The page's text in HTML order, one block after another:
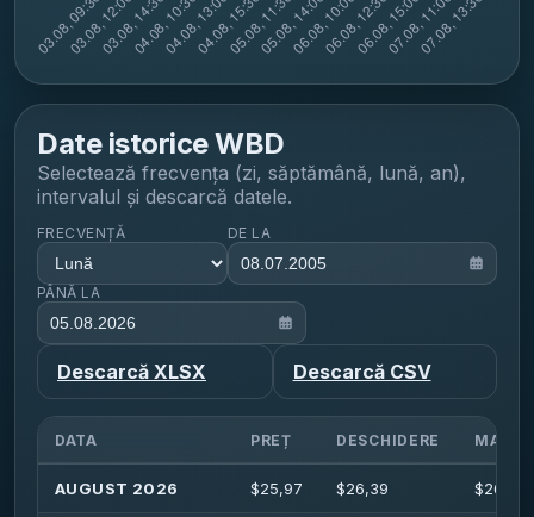
Date istoriceWBD
Selectează frecvența (zi, săptămână, lună, an),
intervalul și descarcă datele.
FRECVENȚĂ DE LA
PÂNĂ LA
Descarcă XLSX Descarcă CSV
DATA PREȚ DESCHIDERE MAXIM
AUGUST 2026 $25,97 $26,39 $26,53